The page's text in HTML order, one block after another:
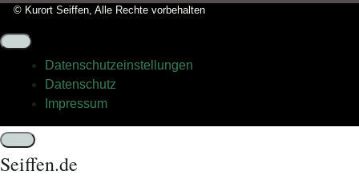
den
© Kurort Seiffen, Alle Rechte vorbehalten
Datenschutz­einstellungen
Datenschutz
Impressum
Schließen
Seiffen.de